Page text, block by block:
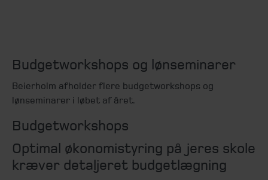
Budgetworkshops og lønseminarer
Beierholm afholder flere budgetworkshops og
lønseminarer i løbet af året.
Budgetworkshops
Optimal økonomistyring på jeres skole
kræver detaljeret budgetlægning